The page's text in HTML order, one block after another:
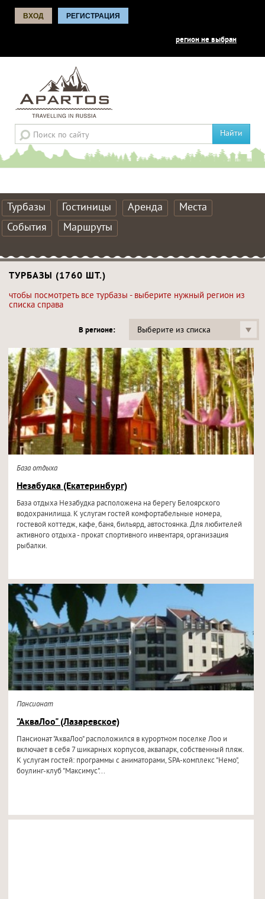
ВХОД РЕГИСТРАЦИЯ
регион не выбран
Найти
Турбазы Гостиницы Аренда
Места
События
Маршруты
ТУРБАЗЫ (1760 ШТ.)
чтобы посмотреть все турбазы - выберите нужный регион из
списка справа
В регионе: Выберите из списка
База отдыха
Незабудка (Екатеринбург)
База отдыха Незабудка расположена на берегу Белоярского
водохранилища. К услугам гостей комфортабельные номера,
гостевой коттедж, кафе, баня, бильярд, автостоянка. Для любителей
активного отдыха - прокат спортивного инвентаря, организация
рыбалки.
Пансионат
"АкваЛоо" (Лазаревское)
Пансионат "АкваЛоо" расположился в курортном поселке Лоо и
включает в себя 7 шикарных корпусов, аквапарк, собственный пляж.
К услугам гостей: программы с аниматорами, SPA-комплекс "Немо",
боулинг-клуб "Максимус"...